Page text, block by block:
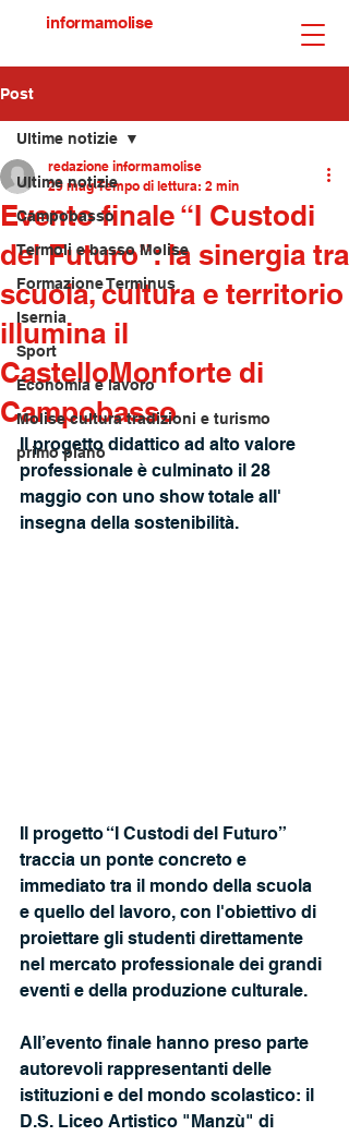
informamolise
Post
Ultime notizie
Campobasso
Termoli e basso Molise
Formazione Terminus
Isernia
Sport
Economia e lavoro
Molise cultura tradizioni e turismo
primo piano
Ultime notizie
Evento finale “I Custodi
del Futuro”: la sinergia tra
scuola, cultura e territorio
illumina il
CastelloMonforte di
Campobasso
redazione informamolise
29 mag Tempo di lettura: 2 min
Il progetto didattico ad alto valore
professionale è culminato il 28
maggio con uno show totale all'
insegna della sostenibilità.
Il progetto “I Custodi del Futuro”
traccia un ponte concreto e
immediato tra il mondo della scuola
e quello del lavoro, con l'obiettivo di
proiettare gli studenti direttamente
nel mercato professionale dei grandi
eventi e della produzione culturale.
All’evento finale hanno preso parte
autorevoli rappresentanti delle
istituzioni e del mondo scolastico: il
D.S. Liceo Artistico "Manzù" di